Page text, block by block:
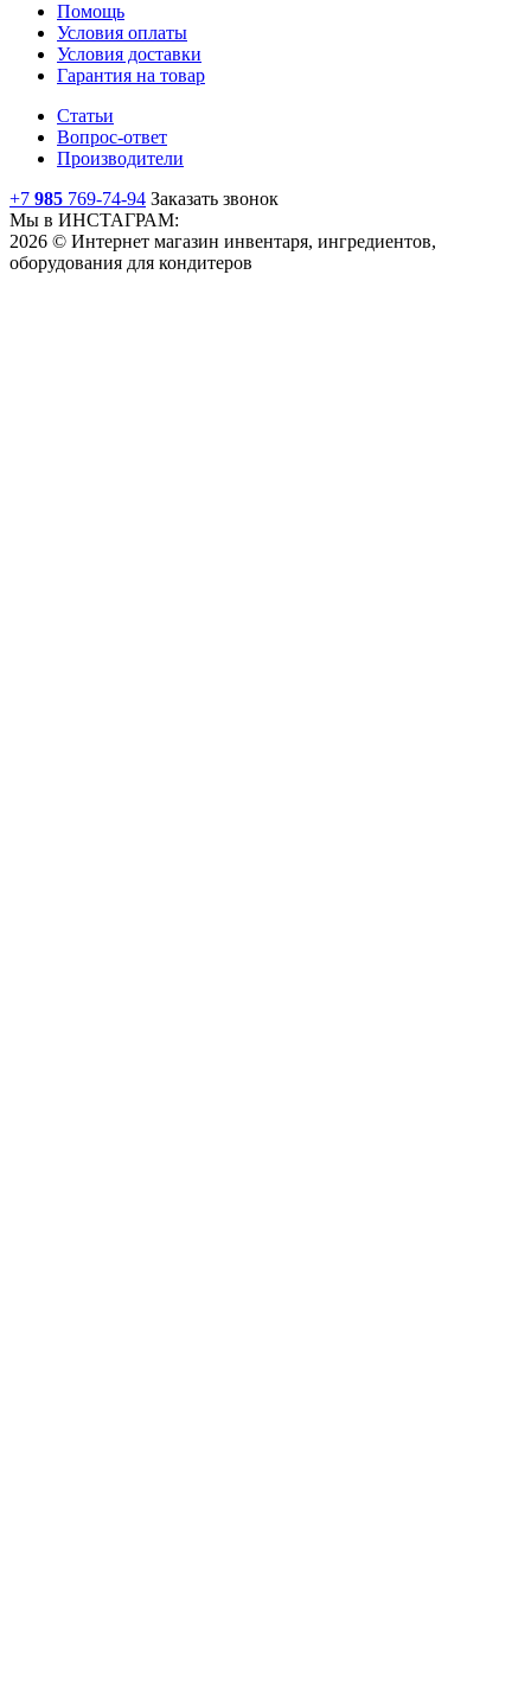
Помощь
Условия оплаты
Условия доставки
Гарантия на товар
Статьи
Вопрос-ответ
Производители
+7 985 769-74-94 Заказать звонок
Мы в ИНСТАГРАМ:
2026 © Интернет магазин инвентаря, ингредиентов,
оборудования для кондитеров